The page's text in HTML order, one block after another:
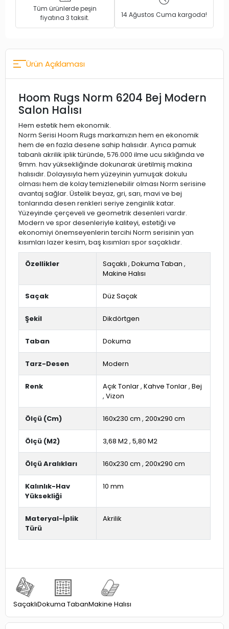
Tüm ürünlerde peşin
fiyatına 3 taksit.
14 Ağustos Cuma kargoda!
Ürün Açıklaması
Hoom Rugs Norm 6204 Bej Modern
Salon Halısı
Hem estetik hem ekonomik.
Norm Serisi Hoom Rugs markamızın hem en ekonomik
hem de en fazla desene sahip halısıdır. Ayrıca pamuk
tabanlı akrilik iplik türünde, 576.000 ilme ucu sıklığında ve
9mm. hav yüksekliğinde dokunarak üretilmiş makina
halısıdır. Dolayısıyla hem yüzeyinin yumuşak dokulu
olması hem de kolay temizlenebilir olması Norm serisine
avantaj sağlar. Üstelik beyaz, gri, sarı, mavi ve bej
tonlarında desen renkleri seriye zenginlik katar.
Yüzeyinde çerçeveli ve geometrik desenleri vardır.
Modern ve spor desenleriyle kaliteyi, estetiği ve
ekonomiyi önemseyenlerin tercihi Norm serisinin yan
kısımları lazer kesim, baş kısımları spor saçaklıdır.
Özellikler Saçaklı , Dokuma Taban ,
Makine Halısı
Saçak Düz Saçak
Şekil Dikdörtgen
Taban Dokuma
Tarz-Desen Modern
Renk Açık Tonlar, Kahve Tonlar, Bej
, Vizon
Ölçü (Cm) 160x230 cm , 200x290 cm
Ölçü (M2) 3,68 M2, 5,80 M2
Ölçü Aralıkları 160x230 cm , 200x290 cm
Kalınlık-Hav
Yüksekliği
10 mm
Materyal-İplik
Türü
Akrilik
SaçaklıDokuma TabanMakine Halısı